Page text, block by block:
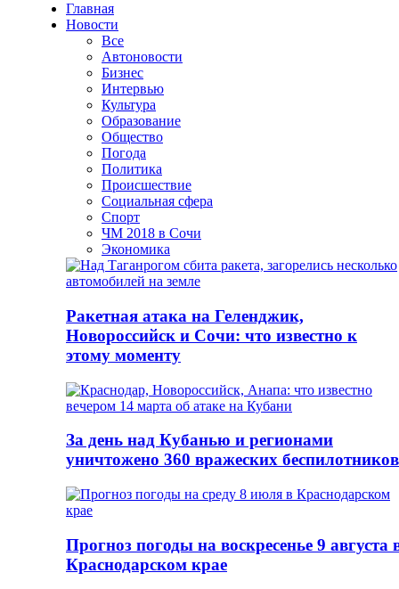
Главная
Новости
Все
Автоновости
Бизнес
Интервью
Культура
Образование
Общество
Погода
Политика
Происшествие
Социальная сфера
Спорт
ЧМ 2018 в Сочи
Экономика
Ракетная атака на Геленджик,
Новороссийск и Сочи: что известно к
этому моменту
За день над Кубанью и регионами
уничтожено 360 вражеских беспилотников
Прогноз погоды на воскресенье 9 августа
Краснодарском крае